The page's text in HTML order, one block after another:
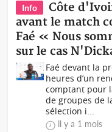
Info
Côte
avant le match
Faé « Nous
sur le cas
Faé devant la
heures d’un
comptant pour
de groupes de
sélection i...
il y a 1 mois